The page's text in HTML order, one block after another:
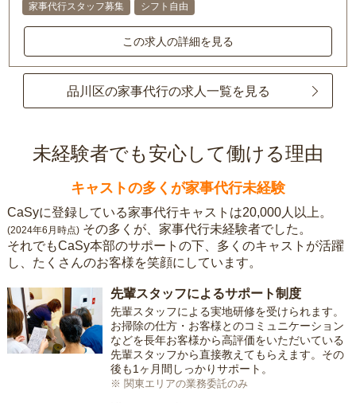
家事代行スタッフ募集
シフト自由
この求人の詳細を見る
品川区の家事代行の求人一覧を見る
未経験者でも安心して働ける理由
キャストの多くが家事代行未経験
CaSyに登録している家事代行キャストは20,000人以上。
(2024年6月時点) その多くが、家事代行未経験者でした。
それでもCaSy本部のサポートの下、多くのキャストが活躍
し、たくさんのお客様を笑顔にしています。
先輩スタッフによるサポート制度
先輩スタッフによる実地研修を受けられます。
お掃除の仕方・お客様とのコミュニケーション
などを長年お客様から高評価をいただいている
先輩スタッフから直接教えてもらえます。その
後も1ヶ月間しっかりサポート。
※ 関東エリアの業務委託のみ